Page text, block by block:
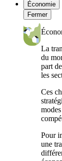
Économie
Fermer
La
du
part
les
Ces
Pour
une